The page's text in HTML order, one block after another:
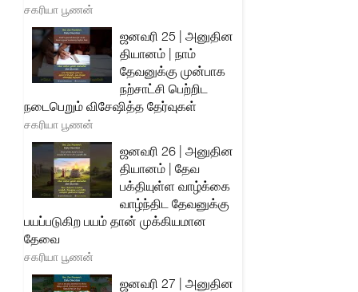
சகரியா பூணன்
ஜனவரி 25 | அனுதின
தியானம் | நாம்
தேவனுக்கு முன்பாக
நற்சாட்சி பெற்றிட
நடைபெறும் விசேஷித்த தேர்வுகள்
சகரியா பூணன்
ஜனவரி 26 | அனுதின
தியானம் | தேவ
பக்தியுள்ள வாழ்க்கை
வாழ்ந்திட தேவனுக்கு
பயப்படுகிற பயம் தான் முக்கியமான
தேவை
சகரியா பூணன்
ஜனவரி 27 | அனுதின